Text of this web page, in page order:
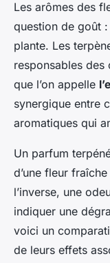
Les arômes des
question de goût
plante. Les
responsables
que l’on appelle
synergique entre
aromatiques qui
Un parfum
d’une fleur
l’inverse, une
indiquer une
voici un
de leurs effets